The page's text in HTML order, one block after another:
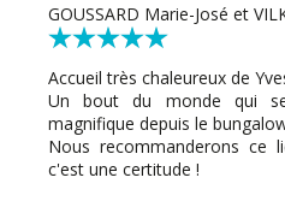
GOUSSARD Marie-José et
Accueil très chaleureux de
Un bout du monde qui
magnifique depuis le
Nous recommanderons ce
c'est une certitude !